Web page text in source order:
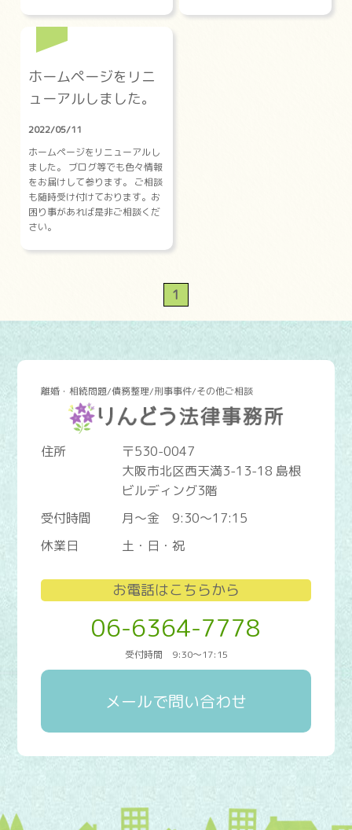
ホームページをリニ
ューアルしました。
2022/05/11
ホームページをリニューアルし
ました。 ブログ等でも色々情報
をお届けして参ります。 ご相談
も随時受け付けております。お
困り事があれば是非ご相談くだ
さい。
1
離婚・相続問題/債務整理/刑事事件/その他ご相談
住所
〒530-0047
大阪市北区西天満3-13-18 島根
ビルディング3階
受付時間
月～金 9:30～17:15
休業日
土・日・祝
お電話はこちらから
06-6364-7778
受付時間 9:30～17:15
メールで問い合わせ